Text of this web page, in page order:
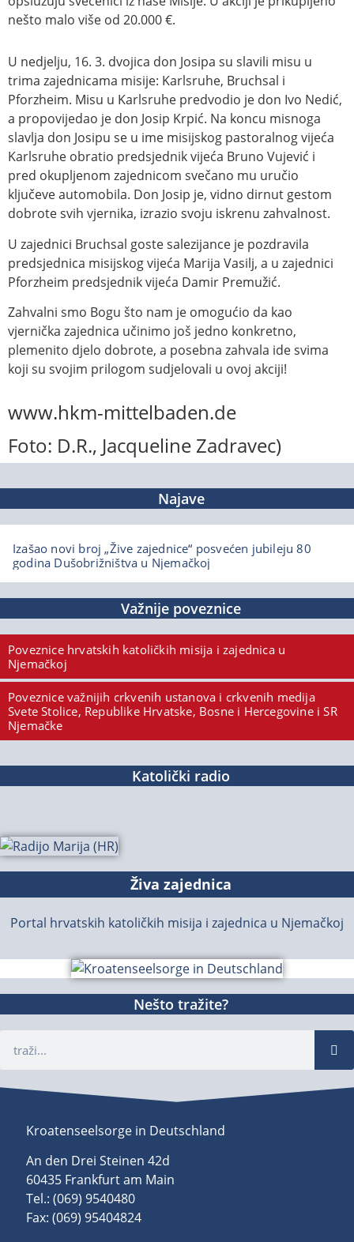
nešto malo više od 20.000 €.
U nedjelju, 16. 3. dvojica don Josipa su slavili misu u
trima zajednicama misije: Karlsruhe, Bruchsal i
Pforzheim. Misu u Karlsruhe predvodio je don Ivo Nedić,
a propovijedao je don Josip Krpić. Na koncu misnoga
slavlja don Josipu se u ime misijskog pastoralnog vijeća
Karlsruhe obratio predsjednik vijeća Bruno Vujević i
pred okupljenom zajednicom svečano mu uručio
ključeve automobila. Don Josip je, vidno dirnut gestom
dobrote svih vjernika, izrazio svoju iskrenu zahvalnost.
U zajednici Bruchsal goste salezijance je pozdravila
predsjednica misijskog vijeća Marija Vasilj, a u zajednici
Pforzheim predsjednik vijeća Damir Premužić.
Zahvalni smo Bogu što nam je omogućio da kao
vjernička zajednica učinimo još jedno konkretno,
plemenito djelo dobrote, a posebna zahvala ide svima
koji su svojim prilogom sudjelovali u ovoj akciji!
www.hkm-mittelbaden.de
Foto: D.R., Jacqueline Zadravec)
Najave
Izašao novi broj „Žive zajednice“ posvećen jubileju 80
godina Dušobrižništva u Njemačkoj
Važnije poveznice
Poveznice hrvatskih katoličkih misija i zajednica u
Njemačkoj
Poveznice važnijih crkvenih ustanova i crkvenih medija
Svete Stolice, Republike Hrvatske, Bosne i Hercegovine i SR
Njemačke
Katolički radio
Živa zajednica
Portal hrvatskih katoličkih misija i zajednica u Njemačkoj
Nešto tražite?
Kroatenseelsorge in Deutschland
An den Drei Steinen 42d
60435 Frankfurt am Main
Tel.: (069) 9540480
Fax: (069) 95404824